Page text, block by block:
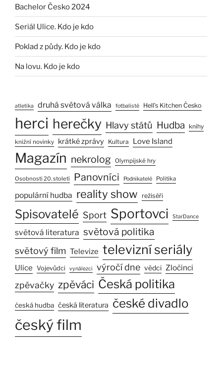
Bachelor Česko 2024
Seriál Ulice. Kdo je kdo
Poklad z půdy. Kdo je kdo
Na lovu. Kdo je kdo
atletika druhá světová válka fotbalisté Hell’s Kitchen Česko
herci herečky Hlavy států Hudba knihy
knižní novinky krátké zprávy Kultura Love Island
Magazín nekrolog Olympijské hry
Osobnosti 20. století Panovníci Podnikatelé Politika
populární hudba reality show režiséři
Spisovatelé Sport Sportovci StarDance
světová literatura světová politika
světový film Televize televizní seriály
Ulice Vojevůdci vynálezci výročí dne vědci Zločinci
zpěvačky zpěváci Česká politika
česká hudba česká literatura české divadlo
český film